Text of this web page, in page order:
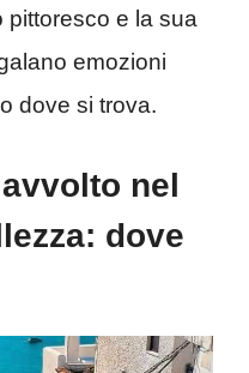
pittoresco e la sua
emozioni
dove si trova.
nel
dove